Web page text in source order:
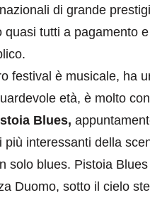
di grande
quasi tutti a pagamento
festival è musicale, ha
età, è molto
Blues,
più interessanti della
solo blues. Pistoia Blues
Duomo, sotto il cielo